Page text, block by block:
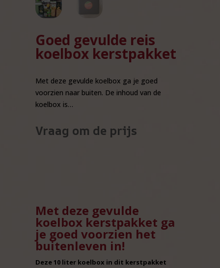
Goed gevulde reis
koelbox kerstpakket
Met deze gevulde koelbox ga je goed
voorzien naar buiten. De inhoud van de
koelbox is…
Vraag om de prijs
Met deze gevulde
koelbox kerstpakket ga
je goed voorzien het
buitenleven in!
Deze 10 liter koelbox in dit kerstpakket